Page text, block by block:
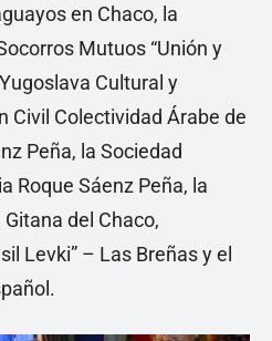
en Chaco, la
Mutuos “Unión y
Cultural y
Civil Colectividad Árabe de
Peña, la Sociedad
Roque Sáenz Peña, la
del Chaco,
Levki” – Las Breñas y el